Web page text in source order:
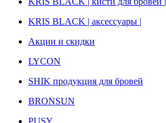
KRIS BLACK | аксессуары |
Акции и скидки
LYCON
SHIK продукция для бровей
BRONSUN
PUSY